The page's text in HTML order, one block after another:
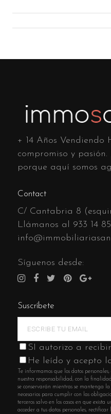
+ 14 Años Vendiendo
compromiso y pasión.
porque aquí somos
Contact
C/ Cantabria 8
Llámanos al 933 14 85
Síguenos desde:
Suscríbete
SI autorizo a
He leído y acepto
Te informamos que los datos
nuestra responsabilidad, con la
se conservarán mientras se mantenga
necesarios para cumplir con las
terceros salvo en los casos en que
acceder a tus datos personales, rectificar